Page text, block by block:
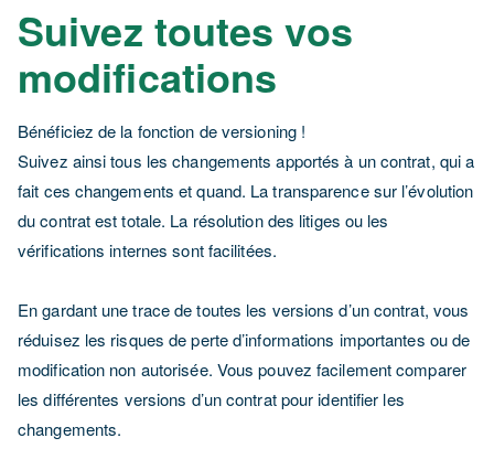
Suivez toutes vos
modifications
Bénéficiez de la fonction de versioning !
Suivez ainsi tous les changements apportés à un contrat, qui a
fait ces changements et quand. La transparence sur l’évolution
du contrat est totale. La résolution des litiges ou les
vérifications internes sont facilitées.
En gardant une trace de toutes les versions d’un contrat, vous
réduisez les risques de perte d’informations importantes ou de
modification non autorisée. Vous pouvez facilement comparer
les différentes versions d’un contrat pour identifier les
changements.